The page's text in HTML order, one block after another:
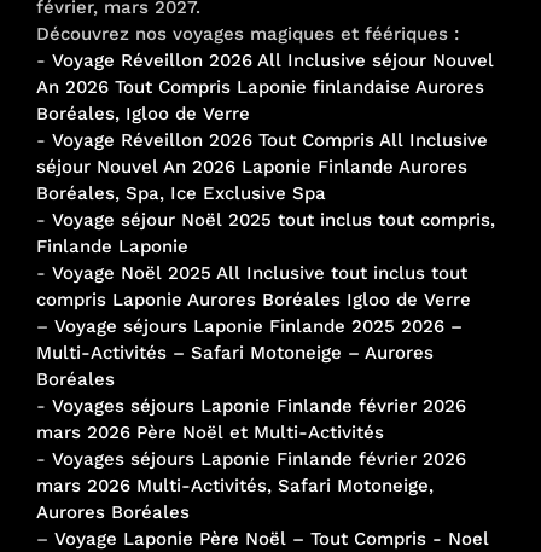
février, mars 2027.
Découvrez nos voyages magiques et féériques :
- Voyage Réveillon 2026 All Inclusive séjour Nouvel
An 2026 Tout Compris Laponie finlandaise Aurores
Boréales, Igloo de Verre
- Voyage Réveillon 2026 Tout Compris All Inclusive
séjour Nouvel An 2026 Laponie Finlande Aurores
Boréales, Spa, Ice Exclusive Spa
- Voyage séjour Noël 2025 tout inclus tout compris,
Finlande Laponie
- Voyage Noël 2025 All Inclusive tout inclus tout
compris Laponie Aurores Boréales Igloo de Verre
– Voyage séjours Laponie Finlande 2025 2026 –
Multi-Activités – Safari Motoneige – Aurores
Boréales
- Voyages séjours Laponie Finlande février 2026
mars 2026 Père Noël et Multi-Activités
- Voyages séjours Laponie Finlande février 2026
mars 2026 Multi-Activités, Safari Motoneige,
Aurores Boréales
– Voyage Laponie Père Noël – Tout Compris - Noel